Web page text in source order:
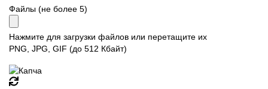
Файлы (не более 5)
Нажмите для загрузки файлов или перетащите их
PNG, JPG, GIF (до 512 Кбайт)